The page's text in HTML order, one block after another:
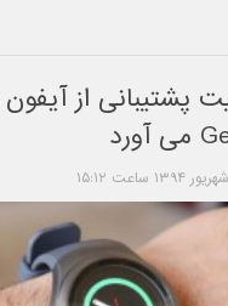
پشتیبانی از